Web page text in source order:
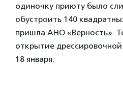
одиночку приюту было
обустроить 140
пришла АНО «Верность».
открытие
18 января.